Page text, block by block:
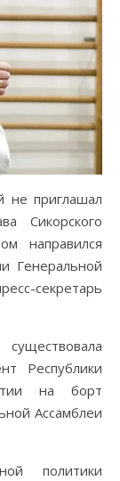
не приглашал
Сикорского
направился
Генеральной
секретарь
Республики
на борт
Ассамблеи
политики